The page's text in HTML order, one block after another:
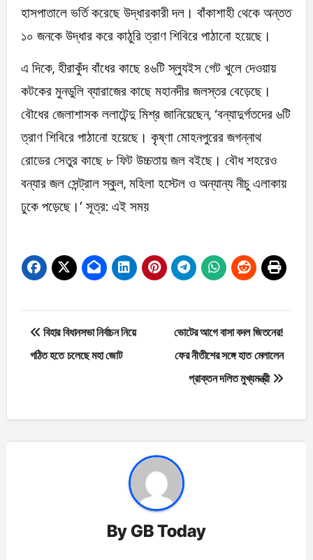
হাসপাতালে ভর্তি করেছে উদ্ধারকারী দল। বাঁকাশাহী থেকে অন্তত
১০ জনকে উদ্ধার করে কাঠুরি ত্রাণ শিবিরে পাঠানো হয়েছে।
এ দিকে, হীরাকুঁদ বাঁধের কাছে ৪৬টি স্ল্যুইস গেট খুলে দেওয়ায়
কটকের মুনডুলি ব্যারাজের কাছে মহানদীর জলস্তর বেড়েছে।
বৌধের জেলাশাসক ললাটেন্দু মিশ্র জানিয়েছেন, ‘বন্যাদুর্গতদের ৬টি
ত্রাণ শিবিরে পাঠানো হয়েছে। কৃষ্ণা মোহনপুরের জগন্নাথ
রোডের সেতুর কাছে ৮ ফিট উচ্চতায় জল বইছে। বৌধ শহরেও
বন্যার জল সেন্ট্রাল স্কুল, মহিলা হস্টেল ও অন্যান্য নীচু এলাকায়
ঢুকে পড়েছে।’ সূত্র: এই সময়
Post
navigation
বিহার বিধানসভা নির্বাচন নিয়ে
গঠিত হতে চলেছে মহা জোট
ভোটের আগে বাসা বদল জিতনের!
ফের নীতীশের সঙ্গে হাত মেলালেন
প্রাক্তন দলিত মুখ্যমন্ত্রী
ByGB Today